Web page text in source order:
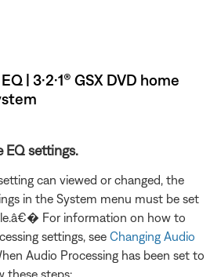
| 3·2·1® GSX DVD home
EQ settings.
can viewed or changed, the
in the System menu must be set
For information on how to
settings, see Changing Audio
Audio Processing has been set to
these steps: